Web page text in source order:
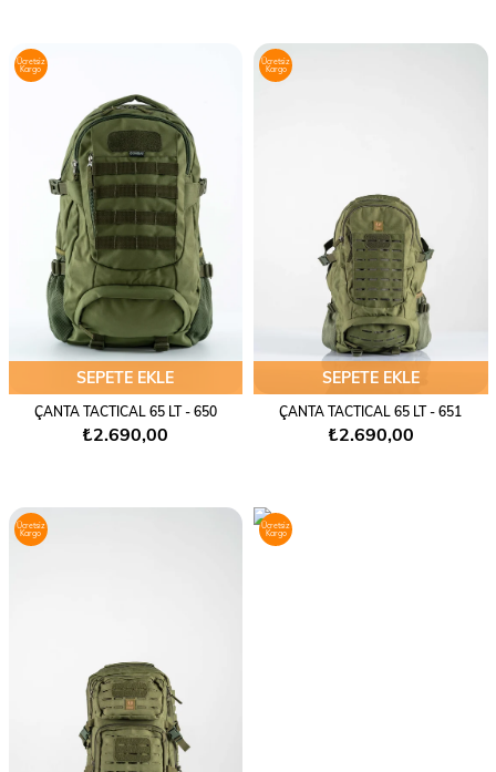
SEPETE EKLE
ÇANTA TACTICAL 65 LT - 650
₺2.690,00
Ücretsiz
Kargo
SEPETE EKLE
ÇANTA TACTICAL 65 LT - 651
₺2.690,00
Ücretsiz
Kargo
Ücretsiz
Kargo
Ücretsiz
Kargo